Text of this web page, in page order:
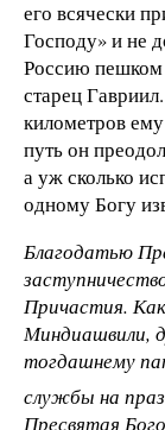
его всячески
Господу» и не
Россию пешком
старец
километров
путь он
а уж сколько
одному Богу
Благодатью
Причастия.
Миндиашвили,
тогдашнему
службы на
Пресвятая